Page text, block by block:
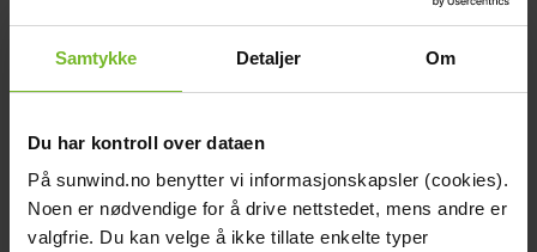
Samtykke Detaljer Om
Du har kontroll over dataen
På sunwind.no benytter vi informasjonskapsler (cookies).
Noen er nødvendige for å drive nettstedet, mens andre er
valgfrie. Du kan velge å ikke tillate enkelte typer
Paketin mitat
Leveys (cm):65,5
Korkeus (cm):
Pituus (cm):41,5
Arvostelut